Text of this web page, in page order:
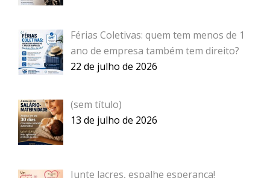
Férias Coletivas: quem tem menos de 1
ano de empresa também tem direito?
22 de julho de 2026
(sem título)
957
13 de julho de 2026
Junte lacres, espalhe esperança!